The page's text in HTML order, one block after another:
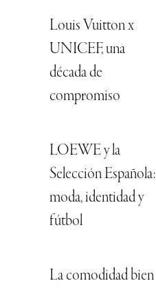
Louis Vuitton x
UNICEF, una
década de
compromiso
LOEWE y la
Selección Española:
moda, identidad y
fútbol
La comodidad bien